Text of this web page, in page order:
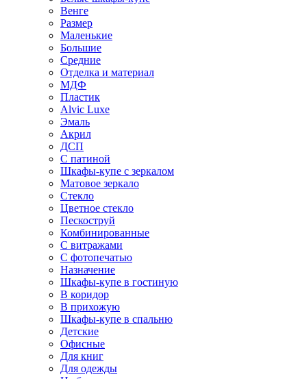
Венге
Размер
Маленькие
Большие
Средние
Отделка и материал
МДФ
Пластик
Alvic Luxe
Эмаль
Акрил
ДСП
С патиной
Шкафы-купе с зеркалом
Матовое зеркало
Стекло
Цветное стекло
Пескоструй
Комбинированные
С витражами
С фотопечатью
Назначение
Шкафы-купе в гостиную
В коридор
В прихожую
Шкафы-купе в спальню
Детские
Офисные
Для книг
Для одежды